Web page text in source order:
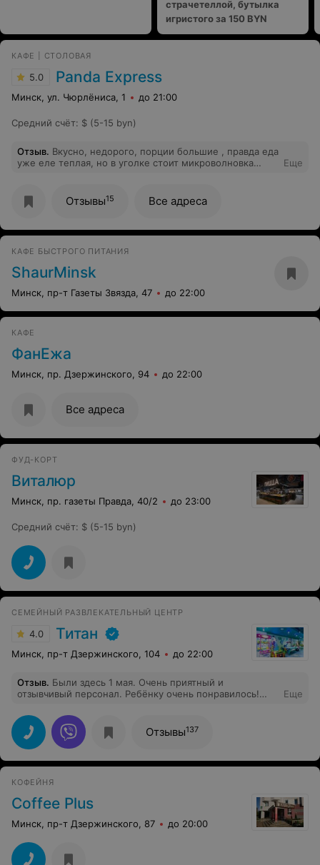
страчетеллой, бутылка
игристого за 150 BYN
КАФЕ | CТОЛОВАЯ
5.0 Panda Express
Минск, ул. Чюрлёниса, 1 до 21:00
Средний счёт: $ (5-15 byn)
Отзыв. Вкусно, недорого, порции большие , правда еда
уже еле теплая, но в уголке стоит микроволновка
Еще
Отзывы15 Все адреса
КАФЕ БЫСТРОГО ПИТАНИЯ
ShaurMinsk
Минск, пр-т Газеты Звязда, 47 до 22:00
КАФЕ
ФанЕжа
Минск, пр. Дзержинского, 94 до 22:00
Все адреса
ФУД-КОРТ
Виталюр
Минск, пр. газеты Правда, 40/2 до 23:00
Средний счёт: $ (5-15 byn)
СЕМЕЙНЫЙ РАЗВЛЕКАТЕЛЬНЫЙ ЦЕНТР
4.0 Титан
Минск, пр-т Дзержинского, 104 до 22:00
Отзыв. Были здесь 1 мая. Очень приятный и
отзывчивый персонал. Ребёнку очень понравилось!
Еще
Отзывы137
КОФЕЙНЯ
Coffee Plus
Минск, пр-т Дзержинского, 87 до 20:00